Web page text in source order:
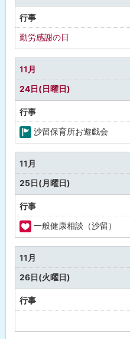
行事
勤労感謝の日
11月
24日(日曜日)
行事
町
の
行
事
沙留保育所お遊戯会
11月
25日(月曜日)
行事
福
祉
・
健
康
一般健康相談（沙留）
11月
26日(火曜日)
行事
定